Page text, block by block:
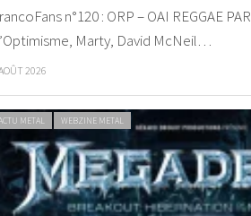
n°120 : ORP – OAI REGGAE
Marty, David McNeil…
2026
METAL WEBZINE METAL